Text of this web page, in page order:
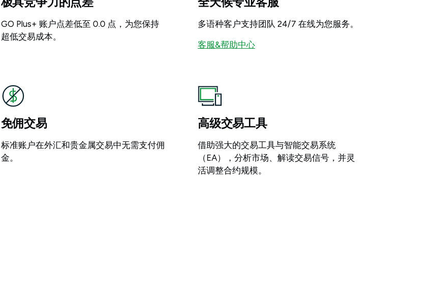
GO Plus+ 账户点差低至 0.0 点，为您保持
超低交易成本。
多语种客户支持团队 24/7 在线为您服务。
客服&帮助中心
免佣交易
标准账户在外汇和贵金属交易中无需支付佣
金。
高级交易工具
借助强大的交易工具与智能交易系统
（EA），分析市场、解读交易信号，并灵
活调整合约规模。